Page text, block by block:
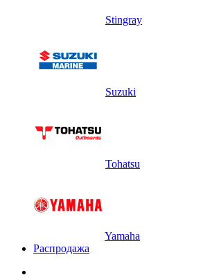
Stingray
Suzuki
Tohatsu
Yamaha
Распродажа